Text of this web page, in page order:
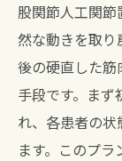
股関節人工関
然な動きを取り
後の硬直した
手段です。ま
れ、各患者の
ます。このプ